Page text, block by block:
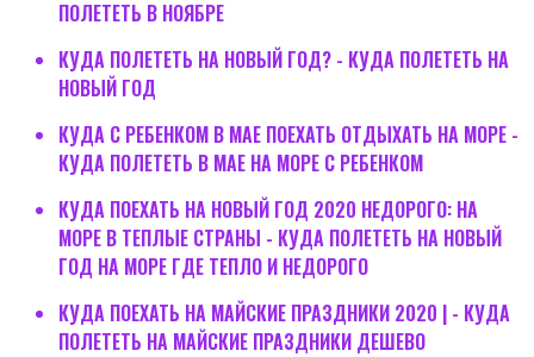
ПОЛЕТЕТЬ В НОЯБРЕ
КУДА ПОЛЕТЕТЬ НА НОВЫЙ ГОД? - КУДА ПОЛЕТЕТЬ НА
НОВЫЙ ГОД
КУДА С РЕБЕНКОМ В МАЕ ПОЕХАТЬ ОТДЫХАТЬ НА МОРЕ -
КУДА ПОЛЕТЕТЬ В МАЕ НА МОРЕ С РЕБЕНКОМ
КУДА ПОЕХАТЬ НА НОВЫЙ ГОД 2020 НЕДОРОГО: НА
МОРЕ В ТЕПЛЫЕ СТРАНЫ - КУДА ПОЛЕТЕТЬ НА НОВЫЙ
ГОД НА МОРЕ ГДЕ ТЕПЛО И НЕДОРОГО
КУДА ПОЕХАТЬ НА МАЙСКИЕ ПРАЗДНИКИ 2020 | - КУДА
ПОЛЕТЕТЬ НА МАЙСКИЕ ПРАЗДНИКИ ДЕШЕВО